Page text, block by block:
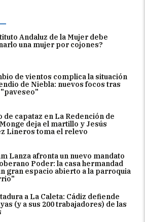
Andaluz de la Mujer debe
una mujer por cojones?
de vientos complica la situación
de Niebla: nuevos focos tras
"paveseo"
de capataz en La Redención de
deja el martillo y Jesús
Lineros toma el relevo
Lanza afronta un nuevo mandato
Poder: la casa hermandad
gran espacio abierto a la parroquia
a La Caleta: Cádiz defiende
(y a sus 200 trabajadores) de las